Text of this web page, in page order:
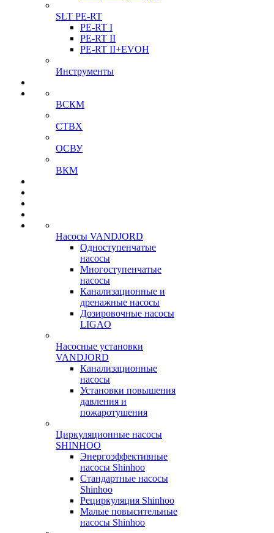
SLT PE-RT
PE-RT I
PE-RT II
PE-RT II+EVOH
Инструменты
ВСКМ
СТВХ
ОСВУ
ВКМ
Насосы VANDJORD
Одноступенчатые
насосы
Многоступенчатые
насосы
Канализационные и
дренажные насосы
Дозировочные насосы
LIGAO
Насосные установки
VANDJORD
Канализационные
насосы
Установки повышения
давления и
пожаротушения
Циркуляционные насосы
SHINHOO
Энергоэффективные
насосы Shinhoo
Стандартные насосы
Shinhoo
Рециркуляция Shinhoo
Малые повысительные
насосы Shinhoo